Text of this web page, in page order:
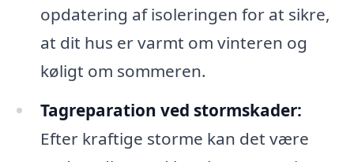
opdatering af isoleringen for at sikre,
at dit hus er varmt om vinteren og
køligt om sommeren.
Tagreparation ved stormskader:
Efter kraftige storme kan det være